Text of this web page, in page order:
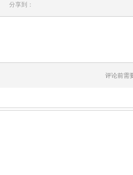
分享到：
评论前需